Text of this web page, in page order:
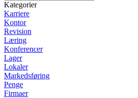
Kategorier
Karriere
Kontor
Revision
Læring
Konferencer
Lager
Lokaler
Markedsføring
Penge
Firmaer